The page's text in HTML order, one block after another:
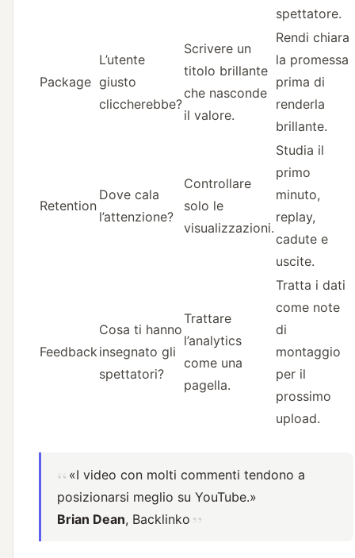
spettatore.
Package
L’utente
giusto
cliccherebbe?
Scrivere un
titolo brillante
che nasconde
il valore.
Rendi chiara
la promessa
prima di
renderla
brillante.
Retention
Dove cala
l’attenzione?
Controllare
solo le
visualizzazioni.
Studia il
primo
minuto,
replay,
cadute e
uscite.
Feedback
Cosa ti hanno
insegnato gli
spettatori?
Trattare
l’analytics
come una
pagella.
Tratta i dati
come note
di
montaggio
per il
prossimo
upload.
«I video con molti commenti tendono a
posizionarsi meglio su YouTube.»
Brian Dean, Backlinko